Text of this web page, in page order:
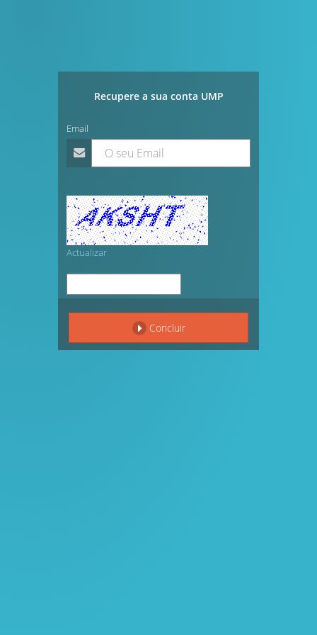
Recupere a sua conta UMP
Email
Actualizar
Concluir